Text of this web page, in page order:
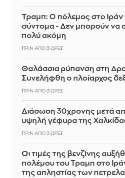
Τραμπ: Ο πόλεμος στο Ιράν
σύντομα - Δεν μπορούν να
πολύ ακόμη
ΠΡΙΝ ΑΠΌ 3 ΏΡΕΣ
Θαλάσσια ρύπανση στη
Συνελήφθη ο πλοίαρχος
ΠΡΙΝ ΑΠΌ 3 ΏΡΕΣ
Διάσωση 30χρονης μετά
υψηλή γέφυρα της
ΠΡΙΝ ΑΠΌ 3 ΏΡΕΣ
Οι τιμές της βενζίνης
πολέμου του Τραμπ στο
της απληστίας των